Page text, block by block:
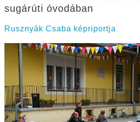
sugárúti óvodában
Rusznyák Csaba képriportja